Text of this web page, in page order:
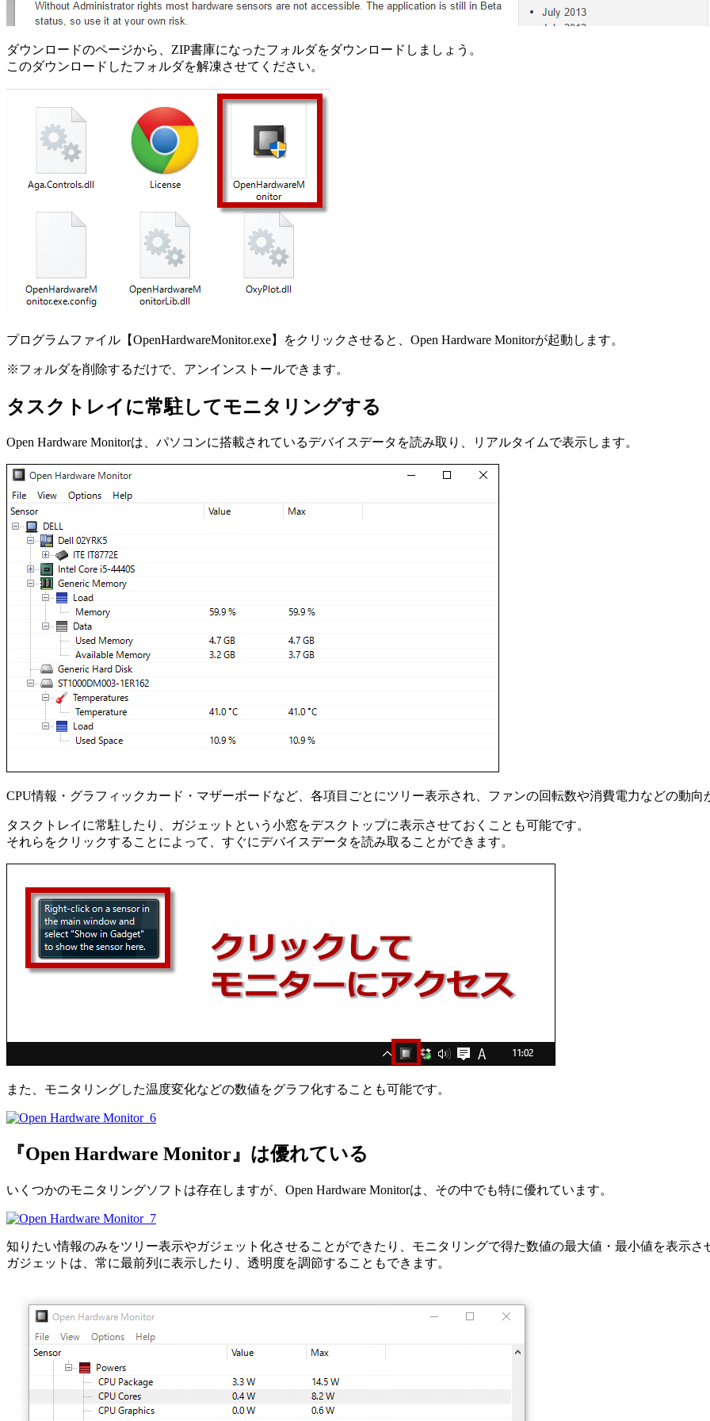
ダウンロードのページから、ZIP書庫になったフォルダをダウンロードしましょう。
このダウンロードしたフォルダを解凍させてください。
プログラムファイル【OpenHardwareMonitor.exe】をクリックさせると、Open Hardware Monitorが起動します。
※フォルダを削除するだけで、アンインストールできます。
タスクトレイに常駐してモニタリングする
Open Hardware Monitorは、パソコンに搭載されているデバイスデータを読み取り、リアルタイムで表示します。
CPU情報・グラフィックカード・マザーボードなど、各項目ごとにツリー表示され、ファンの回転数や消費電力などの動向
タスクトレイに常駐したり、ガジェットという小窓をデスクトップに表示させておくことも可能です。
それらをクリックすることによって、すぐにデバイスデータを読み取ることができます。
また、モニタリングした温度変化などの数値をグラフ化することも可能です。
『Open Hardware Monitor』は優れている
いくつかのモニタリングソフトは存在しますが、Open Hardware Monitorは、その中でも特に優れています。
知りたい情報のみをツリー表示やガジェット化させることができたり、モニタリングで得た数値の最大値・最小値を表示さ
ガジェットは、常に最前列に表示したり、透明度を調節することもできます。